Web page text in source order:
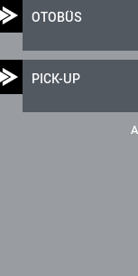
OTOBÜS
PICK-UP